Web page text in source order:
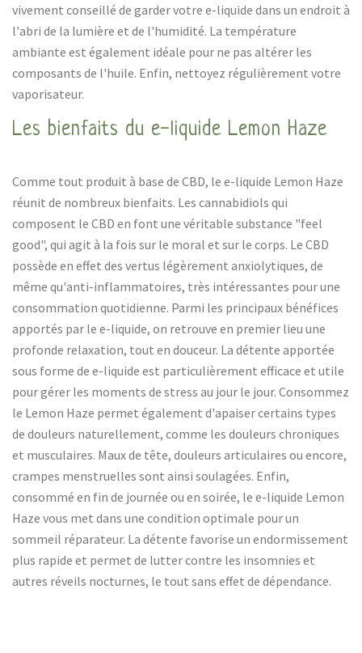
vivement conseillé de garder votre e-liquide dans un endroit à
l'abri de la lumière et de l'humidité. La température
ambiante est également idéale pour ne pas altérer les
composants de l'huile. Enfin, nettoyez régulièrement votre
vaporisateur.
Les bienfaits du e-liquide Lemon Haze
Comme tout produit à base de CBD, le e-liquide Lemon Haze
réunit de nombreux bienfaits. Les cannabidiols qui
composent le CBD en font une véritable substance "feel
good", qui agit à la fois sur le moral et sur le corps. Le CBD
possède en effet des vertus légèrement anxiolytiques, de
même qu'anti-inflammatoires, très intéressantes pour une
consommation quotidienne. Parmi les principaux bénéfices
apportés par le e-liquide, on retrouve en premier lieu une
profonde relaxation, tout en douceur. La détente apportée
sous forme de e-liquide est particulièrement efficace et utile
pour gérer les moments de stress au jour le jour. Consommez
le Lemon Haze permet également d'apaiser certains types
de douleurs naturellement, comme les douleurs chroniques
et musculaires. Maux de tête, douleurs articulaires ou encore,
crampes menstruelles sont ainsi soulagées. Enfin,
consommé en fin de journée ou en soirée, le e-liquide Lemon
Haze vous met dans une condition optimale pour un
sommeil réparateur. La détente favorise un endormissement
plus rapide et permet de lutter contre les insomnies et
autres réveils nocturnes, le tout sans effet de dépendance.